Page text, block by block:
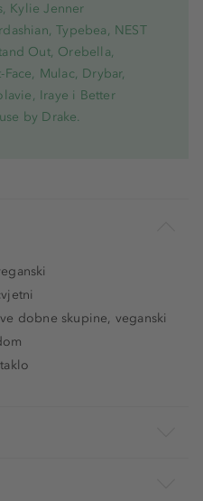
Kylie Jenner
Typebea, NEST
Out, Orebella,
Mulac, Drybar,
Iraye i Better
by Drake.
dobne skupine, veganski